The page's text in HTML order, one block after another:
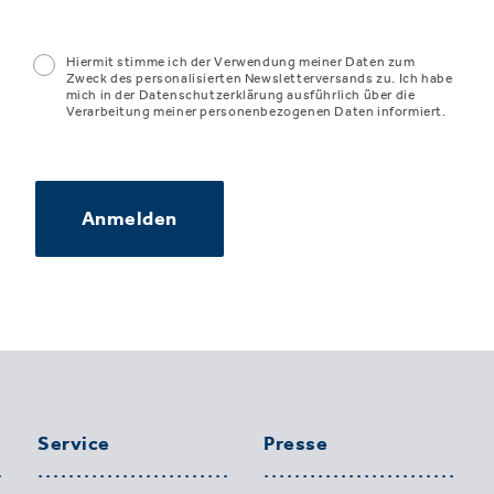
Hiermit stimme ich der Verwendung meiner Daten zum
Zweck des personalisierten Newsletterversands zu. Ich habe
mich in der Datenschutzerklärung ausführlich über die
Verarbeitung meiner personenbezogenen Daten informiert.
Anmelden
Service Presse